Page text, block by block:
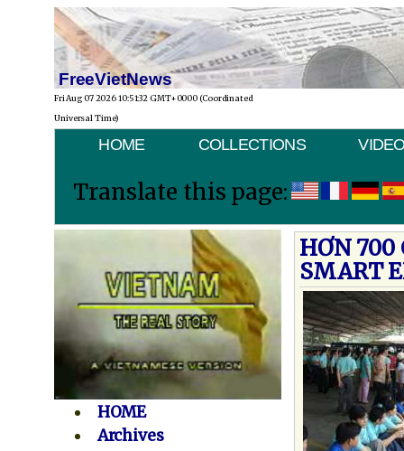
FreeVietNews
Fri Aug 07 2026 10:51:32 GMT+0000 (Coordinated
Universal Time)
HOME COLLECTIONS
Translate this page:
HOME
Archives
HƠN 700
SMART